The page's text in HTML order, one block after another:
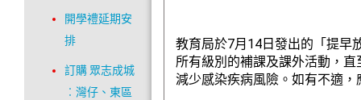
教育局於7月14日發出的「提早
所有級別的補課及課外活動，
減少感染疾病風險。如有不適，
開學禮延期安
排
訂購 眾志成城
︰灣仔、東區